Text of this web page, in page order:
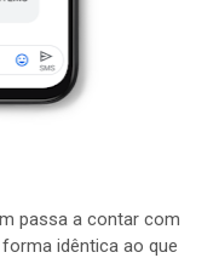
passa a contar com
idêntica ao que